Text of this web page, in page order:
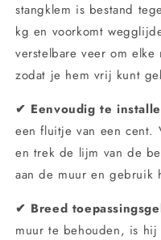
stangklem is bestand
kg en voorkomt
verstelbare veer om elke
zodat je hem vrij kunt
✔ Eenvoudig te
een fluitje van een cent.
en trek de lijm van de
aan de muur en gebruik
✔ Breed
muur te behouden, is hij